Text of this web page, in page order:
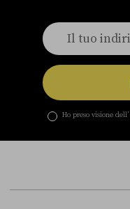
Ho preso visione dell’